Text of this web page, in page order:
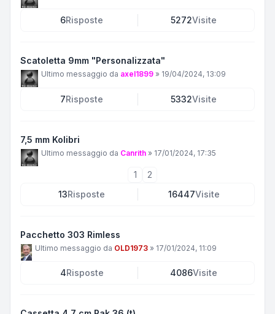
6Risposte 5272Visite
Scatoletta 9mm "Personalizzata"
Ultimo messaggio da axel1899 » 19/04/2024, 13:09
7Risposte 5332Visite
7,5 mm Kolibri
Ultimo messaggio da Canrith » 17/01/2024, 17:35
1
2
13Risposte 16447Visite
Pacchetto 303 Rimless
Ultimo messaggio da OLD1973 » 17/01/2024, 11:09
4Risposte 4086Visite